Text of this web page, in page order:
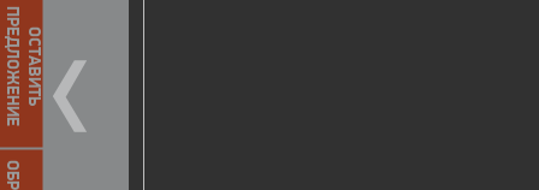
ОСТАВИТЬ
ПРЕДЛОЖЕНИЕ